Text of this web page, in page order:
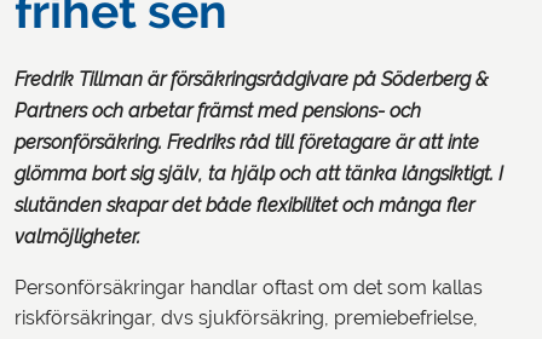
frihet sen
Fredrik Tillman är försäkringsrådgivare på Söderberg &
Partners och arbetar främst med pensions- och
personförsäkring. Fredriks råd till företagare är att inte
glömma bort sig själv, ta hjälp och att tänka långsiktigt. I
slutänden skapar det både flexibilitet och många fler
valmöjligheter.
Personförsäkringar handlar oftast om det som kallas
riskförsäkringar, dvs sjukförsäkring, premiebefrielse,